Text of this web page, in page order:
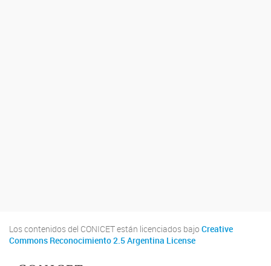
Los contenidos del CONICET están licenciados bajo Creative
Commons Reconocimiento 2.5 Argentina License